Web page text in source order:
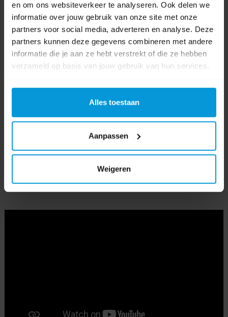
en om ons websiteverkeer te analyseren. Ook delen we
informatie over jouw gebruik van onze site met onze
partners voor social media, adverteren en analyse. Deze
partners kunnen deze gegevens combineren met andere
informatie die je aan ze hebt verstrekt of die ze hebben
verzameld op basis van jouw gebruik van hun services.
Alles toestaan
Aanpassen
Weigeren
Soort
Handdoek
Kleur
(45), hyginity (42)
Video's